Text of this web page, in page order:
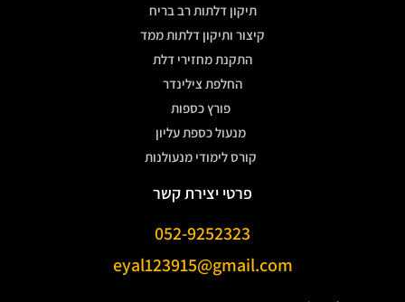
תיקון דלתות רב בריח
קיצור ותיקון דלתות ממד
התקנת מחזירי דלת
החלפת צילינדר
פורץ כספות
מנעול כספת עליון
קורס לימודי מנעולנות
פרטי יצירת קשר
052-9252323
eyal123915@gmail.com